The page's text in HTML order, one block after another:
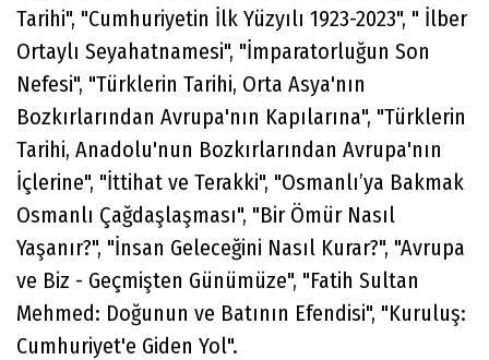
Tarihi", "Cumhuriyetin İlk Yüzyılı 1923-2023", " İlber
Ortaylı Seyahatnamesi", "İmparatorluğun Son
Nefesi", "Türklerin Tarihi, Orta Asya'nın
Bozkırlarından Avrupa'nın Kapılarına", "Türklerin
Tarihi, Anadolu'nun Bozkırlarından Avrupa'nın
İçlerine", "İttihat ve Terakki", "Osmanlı’ya Bakmak
Osmanlı Çağdaşlaşması", "Bir Ömür Nasıl
Yaşanır?", "İnsan Geleceğini Nasıl Kurar?", "Avrupa
ve Biz - Geçmişten Günümüze", "Fatih Sultan
Mehmed: Doğunun ve Batının Efendisi", "Kuruluş:
Cumhuriyet'e Giden Yol".